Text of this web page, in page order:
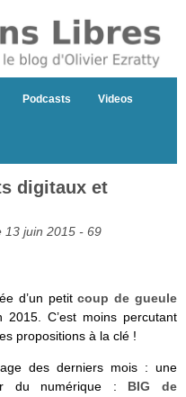
Podcasts Videos
digitaux et
13 juin 2015 - 69
d’un petitcoup de gueule
C’est moins percutant
propositions à la clé !
des derniers mois : une
du numérique : BIG de